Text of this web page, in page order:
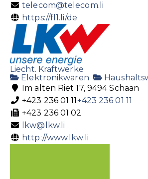
telecom@telecom.li
https://fl1.li/de
Liecht. Kraftwerke
Elektronikwaren
Im alten Riet 17, 9494 Schaan
+423 236 01 11 +423 236 01 11
+423 236 01 02
lkw@lkw.li
http://www.lkw.li